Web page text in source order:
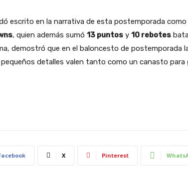
escrito en la narrativa de esta postemporada como
, quien además sumó 13 puntos y 10 rebotes
demostró que en el baloncesto de postemporada
detalles valen tanto como un canasto para
X Pinterest